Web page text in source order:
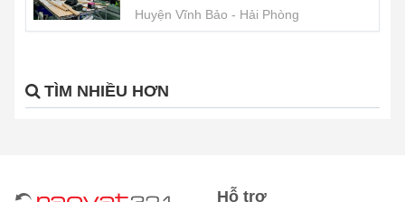
0822.879.469 (HẢO)
Huyện Vĩnh Bảo
Hải Phòng
TÌM NHIỀU HƠN
Hỗ trợ